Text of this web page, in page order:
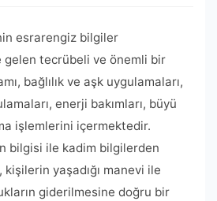
esrarengiz bilgiler
gelen tecrübeli ve önemli bir
bağlılık ve aşk uygulamaları,
enerji bakımları, büyü
işlemlerini içermektedir.
bilgisi ile kadim bilgilerden
yaşadığı manevi ile
giderilmesine doğru bir